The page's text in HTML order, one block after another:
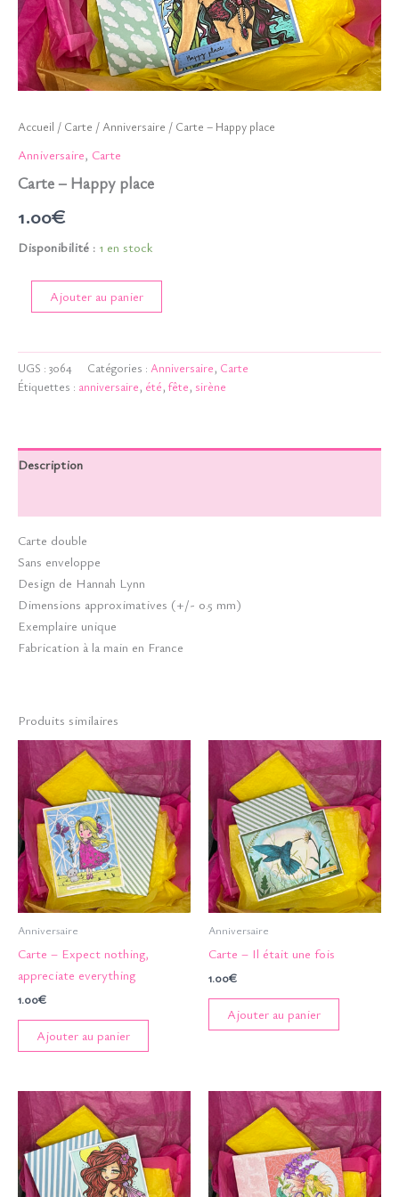
Accueil / Carte /Anniversaire / Carte – Happy place
Anniversaire, Carte
Carte – Happy place
1.00€
Disponibilité : 1 en stock
place
Ajouter au panier
UGS : 3064 Catégories : Anniversaire, Carte
Étiquettes : anniversaire, été, fête, sirène
Description
Carte double
Sans enveloppe
Design de Hannah Lynn
Dimensions approximatives (+/- 0.5 mm)
Exemplaire unique
Fabrication à la main en France
Produits similaires
Anniversaire
Carte – Expect nothing,
appreciate everything
1.00€
Ajouter au panier
Anniversaire
Carte – Il était une fois
1.00€
Ajouter au panier